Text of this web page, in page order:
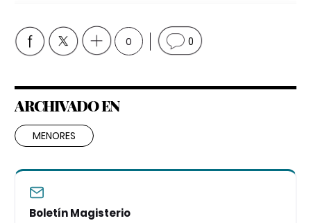
0 0
ARCHIVADO EN
MENORES
Boletín Magisterio